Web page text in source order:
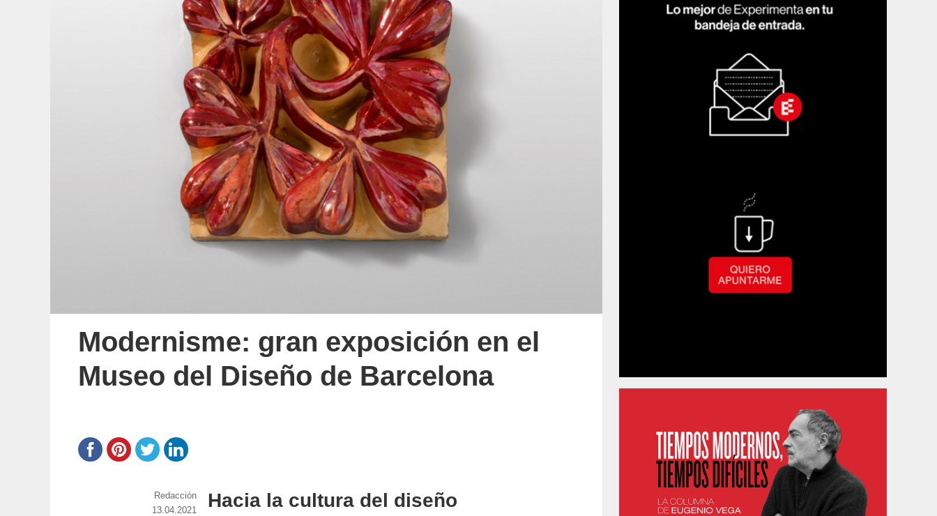
Modernisme: gran exposición en el
Museo del Diseño de Barcelona
Hacia la cultura del diseño
https://www.experimenta.es/author/redaccion/
Redacción
Publicado
13.04.2021